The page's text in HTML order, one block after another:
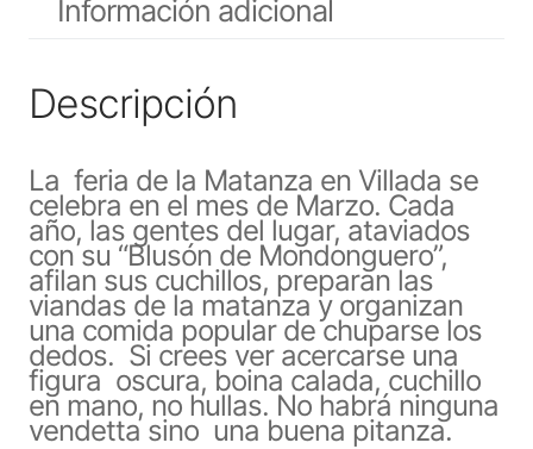
Información adicional
Descripción
La feria de la Matanza en Villada se
celebra en el mes de Marzo. Cada
año, las gentes del lugar, ataviados
con su “Blusón de Mondonguero”,
afilan sus cuchillos, preparan las
viandas de la matanza y organizan
una comida popular de chuparse los
dedos. Si crees ver acercarse una
figura oscura, boina calada, cuchillo
en mano, no hullas. No habrá ninguna
vendetta sino una buena pitanza.